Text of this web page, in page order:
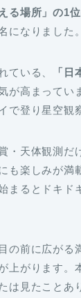
る場所」の1位
になりました。
ている、
「日
が高まってい
で登り星空観
・天体観測だ
も楽しみが満
まるとドキド
の前に広がる
上がります。
は見たことあ